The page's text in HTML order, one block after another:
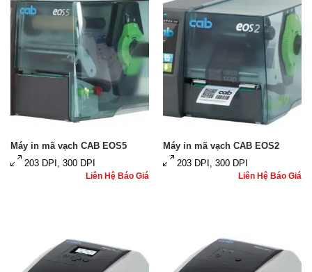
Máy in mã vạch CAB EOS5
203 DPI, 300 DPI
Liên Hệ Báo Giá
Máy in mã vạch CAB EOS2
203 DPI, 300 DPI
Liên Hệ Báo Giá